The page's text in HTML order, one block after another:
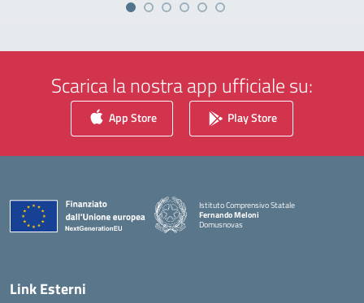
Scarica la nostra app ufficiale su:
App Store Play Store
Istituto Comprensivo Statale
Fernando Meloni
Domusnovas
Link Esterni